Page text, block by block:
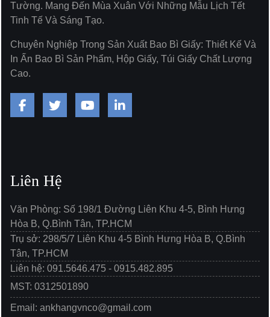
Tường. Mang Đến Mùa Xuân Với Những Mẫu Lịch Tết
Tinh Tế Và Sáng Tạo.
Chuyên Nghiệp Trong Sản Xuất Bao Bì Giấy: Thiết Kế Và
In Ấn Bao Bì Sản Phẩm, Hộp Giấy, Túi Giấy Chất Lượng
Cao.
Liên Hệ
Văn Phòng: Số 198/1 Đường Liên Khu 4-5, Bình Hưng
Hòa B, Q.Bình Tân, TP.HCM
Trụ sở: 298/5/7 Liên Khu 4-5 Bình Hưng Hòa B, Q.Bình
Tân, TP.HCM
Liên hệ: 091.5646.475 - 0915.482.895
MST: 0312501890
Email: ankhangvnco@gmail.com